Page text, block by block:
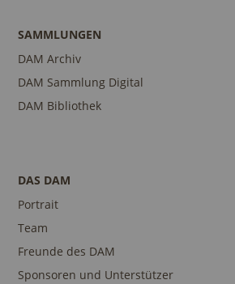
SAMMLUNGEN
DAM Archiv
DAM Sammlung Digital
DAM Bibliothek
DAS DAM
Portrait
Team
Freunde des DAM
Sponsoren und Unterstützer